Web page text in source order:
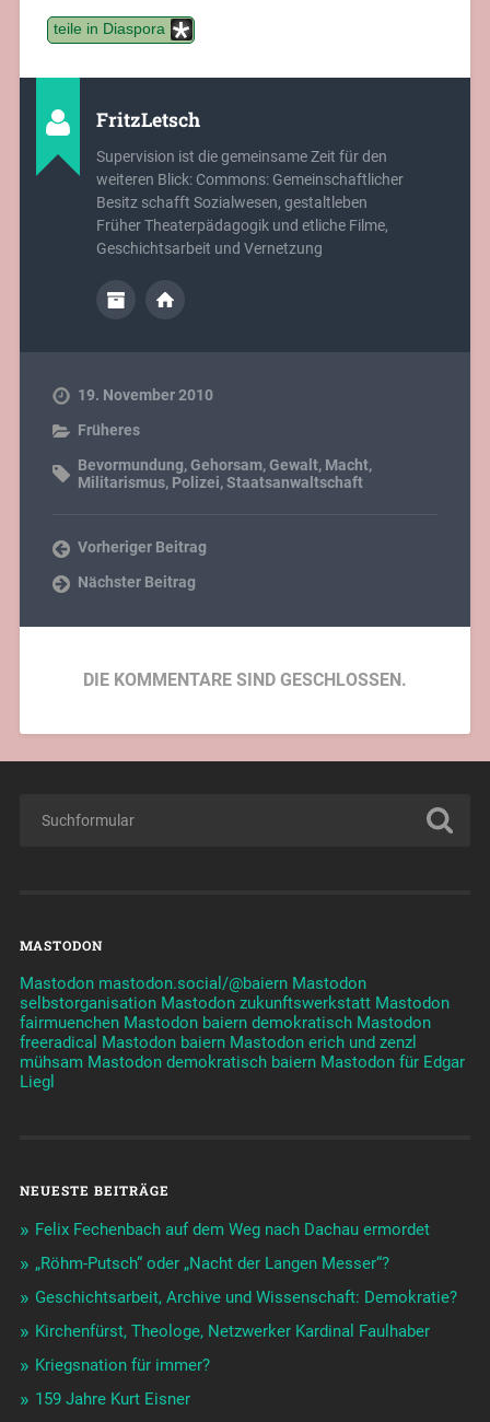
teile in Diaspora
FritzLetsch
Supervision ist die gemeinsame Zeit für den
weiteren Blick: Commons: Gemeinschaftlicher
Besitz schafft Sozialwesen, gestaltleben
Früher Theaterpädagogik und etliche Filme,
Geschichtsarbeit und Vernetzung
19. November 2010
Früheres
Bevormundung,Gehorsam,Gewalt, Macht,
Militarismus, Polizei,Staatsanwaltschaft
Vorheriger Beitrag
Nächster Beitrag
DIE KOMMENTARE SIND GESCHLOSSEN.
MASTODON
Mastodon mastodon.social/@baiern Mastodon
selbstorganisation Mastodon zukunftswerkstatt Mastodon
fairmuenchen Mastodon baiern demokratisch Mastodon
freeradical Mastodon baiern Mastodon erich und zenzl
mühsam Mastodon demokratisch baiern Mastodon für Edgar
Liegl
NEUESTE BEITRÄGE
Felix Fechenbach auf dem Weg nach Dachau ermordet
„Röhm-Putsch“ oder „Nacht der Langen Messer“?
Geschichtsarbeit, Archive und Wissenschaft: Demokratie?
Kirchenfürst, Theologe, Netzwerker Kardinal Faulhaber
Kriegsnation für immer?
159 Jahre Kurt Eisner